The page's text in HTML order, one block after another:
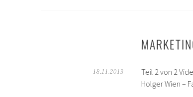
18.11.2013
Teil 2 von 2
Holger Wien –